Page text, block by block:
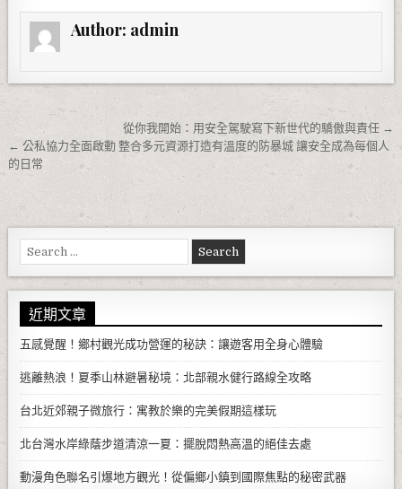
Author: admin
文章導覽
從你我開始：用安全駕駛寫下新世代的驕傲與責任 →
← 公私協力全面啟動 整合多元資源打造有溫度的防暴城 讓安全成為每個人
的日常
Search for:
近期文章
五感覺醒！鄉村觀光成功營運的秘訣：讓遊客用全身心體驗
逃離熱浪！夏季山林避暑秘境：北部親水健行路線全攻略
台北近郊親子微旅行：寓教於樂的完美假期這樣玩
北台灣水岸綠蔭步道清涼一夏：擺脫悶熱高溫的絕佳去處
動漫角色聯名引爆地方觀光！從偏鄉小鎮到國際焦點的秘密武器